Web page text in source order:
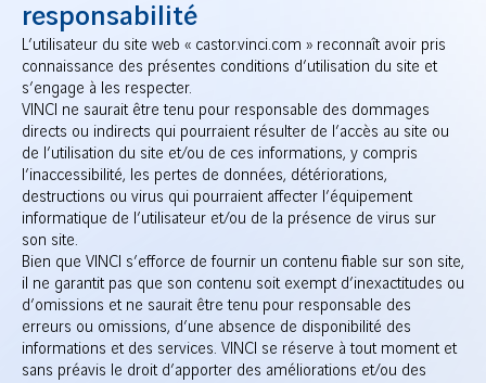
responsabilité
L’utilisateur du site web « castor.vinci.com » reconnaît avoir pris
connaissance des présentes conditions d’utilisation du site et
s’engage à les respecter.
VINCI ne saurait être tenu pour responsable des dommages
directs ou indirects qui pourraient résulter de l’accès au site ou
de l’utilisation du site et/ou de ces informations, y compris
l’inaccessibilité, les pertes de données, détériorations,
destructions ou virus qui pourraient affecter l’équipement
informatique de l’utilisateur et/ou de la présence de virus sur
son site.
Bien que VINCI s’efforce de fournir un contenu fiable sur son site,
il ne garantit pas que son contenu soit exempt d’inexactitudes ou
d’omissions et ne saurait être tenu pour responsable des
erreurs ou omissions, d’une absence de disponibilité des
informations et des services. VINCI se réserve à tout moment et
sans préavis le droit d’apporter des améliorations et/ou des